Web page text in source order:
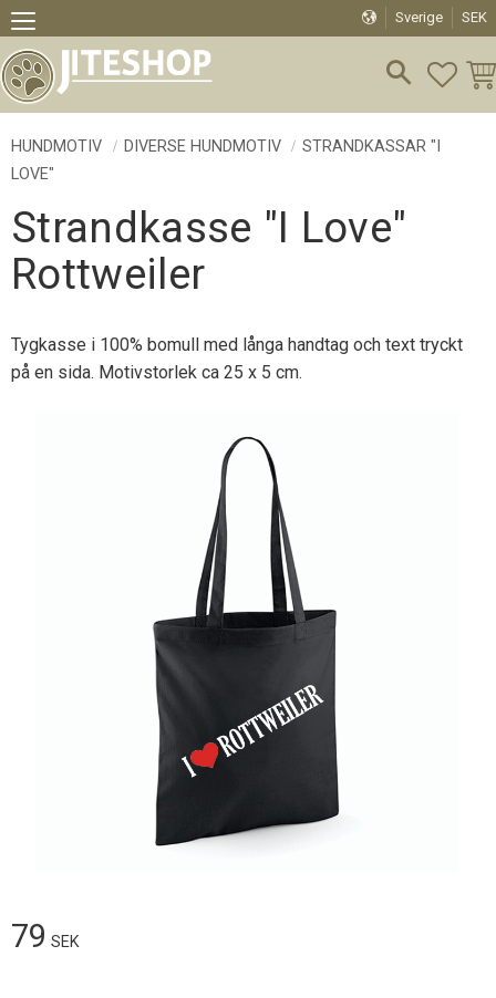
Meny
Sverige SEK
HUNDMOTIV DIVERSE HUNDMOTIV
STRANDKASSAR "I
LOVE"
Strandkasse "I Love"
Rottweiler
Tygkasse i 100% bomull med långa handtag och text tryckt
på en sida. Motivstorlek ca 25 x 5 cm.
79 SEK